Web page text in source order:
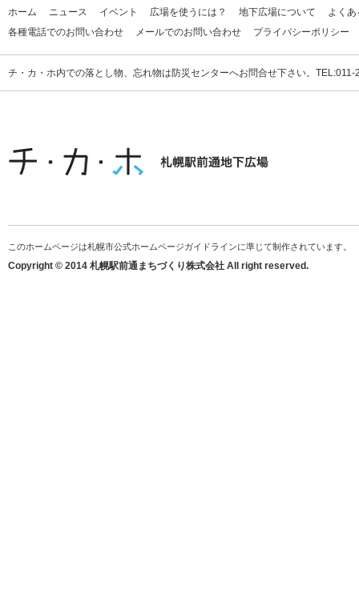
ホーム ニュース イベント 広場を使うには？ 地下広場について
よく
各種電話でのお問い合わせ
メールでのお問い合わせ プライバシーポリシー
チ・カ・ホ内での落とし物、忘れ物は防災センターへお問合せ下さい。
このホームページは札幌市公式ホームページガイドラインに準じて制作されています。
Copyright © 2014 札幌駅前通まちづくり株式会社 All right reserved.